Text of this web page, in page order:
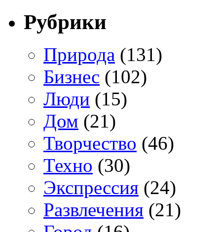
Рубрики
Природа (131)
Бизнес (102)
Люди (15)
Дом (21)
Творчество (46)
Техно (30)
Экспрессия (24)
Развлечения (21)